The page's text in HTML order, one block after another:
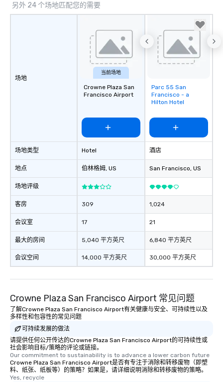
另外 24 个场地匹配您的需要
场地
场地类型
地点
场地评级
客房
会议室
最大的房间
会议空间
当前场地
Crowne Plaza San
Francisco Airport
Hotel
伯林格姆, US
309
17
5,040 平方英尺
14,000 平方英尺
Removed from
favorites
Parc 55 San
Francisco - a
Hilton Hotel
酒店
San Francisco, US
1,024
21
6,840 平方英尺
30,000 平方英尺
Crowne Plaza San Francisco Airport 常见问题
了解Crowne Plaza San Francisco Airport有关健康与安全、可持续性以及
多样性和包容性的常见问题
可持续发展的做法
请提供任何公开传达的Crowne Plaza San Francisco Airport的可持续性或
社会影响目标/策略的评论或链接。
Our commitment to sustainability is to advance a lower carbon future
Crowne Plaza San Francisco Airport是否有专注于消除和转移废物（即塑
料、纸张、纸板等）的策略？如果是，请详细说明消除和转移废物的策略。
Yes, recycle